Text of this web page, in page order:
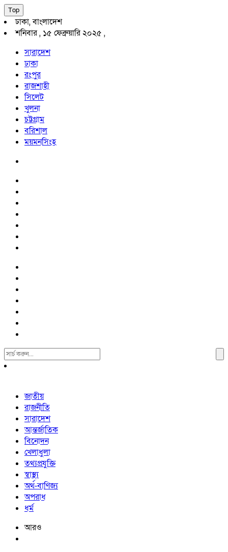
Top
ঢাকা, বাংলাদেশ
শনিবার , ১৫ ফেব্রুয়ারি ২০২৫ ,
সারাদেশ
ঢাকা
রংপুর
রাজশাহী
সিলেট
খুলনা
চট্টগ্রাম
বরিশাল
ময়মনসিংহ
Search
For:
জাতীয়
রাজনীতি
সারাদেশ
আন্তর্জাতিক
বিনোদন
খেলাধুলা
তথ্যপ্রযুক্তি
স্বাস্থ্য
অর্থ-বাণিজ্য
অপরাধ
ধর্ম
আরও